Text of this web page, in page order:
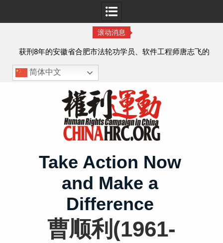
滚动消息
获刑8年的安徽省合肥市法轮功学员、软件工程师唐志飞的
案情及简历
简体中文
Take Action Now
and Make a
Difference
曹顺利(1961-